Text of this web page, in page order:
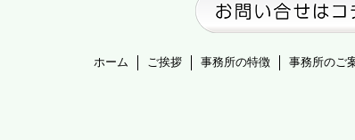
ホーム ご挨拶 事務所の特徴 事務所のご